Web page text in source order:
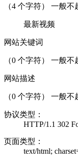
（4 个字符） 一般不
最新视频
网站关键词
（0 个字符） 一般不
网站描述
（0 个字符） 一般不
协议类型：
HTTP/1.1 302
页面类型：
text/html;